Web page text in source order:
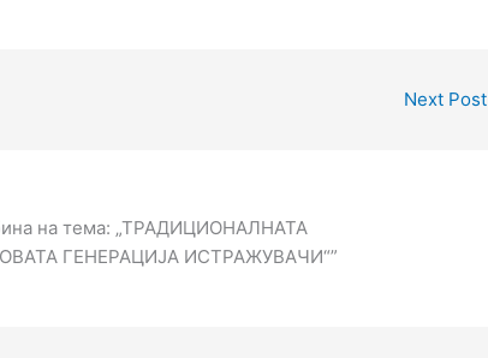
Next Post
на тема: „ТРАДИЦИОНАЛНАТА
ГЕНЕРАЦИЈА ИСТРАЖУВАЧИ“”